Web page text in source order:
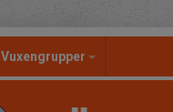
Vuxengrupper